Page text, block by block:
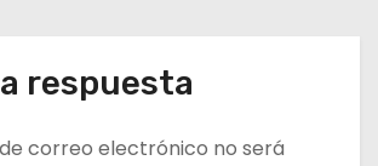
respuesta
correo electrónico no será